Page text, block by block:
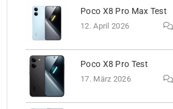
Poco X8 Pro Max Test
12. April 2026
Poco X8 Pro Test
17. März 2026